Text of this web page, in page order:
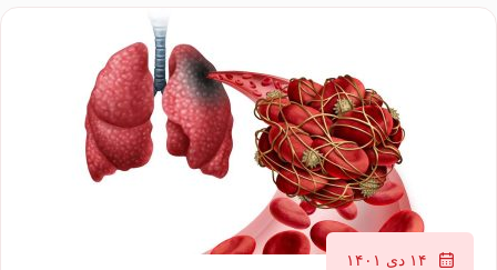
۱۴ دی ۱۴۰۱